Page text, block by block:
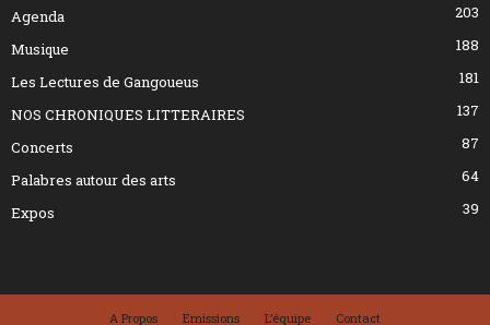
Agenda
203
Musique
188
Les Lectures de Gangoueus
181
NOS CHRONIQUES LITTERAIRES
137
Concerts
87
Palabres autour des arts
64
Expos
39
A Propos Emissions L’équipe Contact